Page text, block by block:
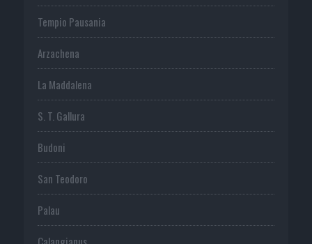
Tempio Pausania
Arzachena
La Maddalena
S. T. Gallura
Budoni
San Teodoro
Palau